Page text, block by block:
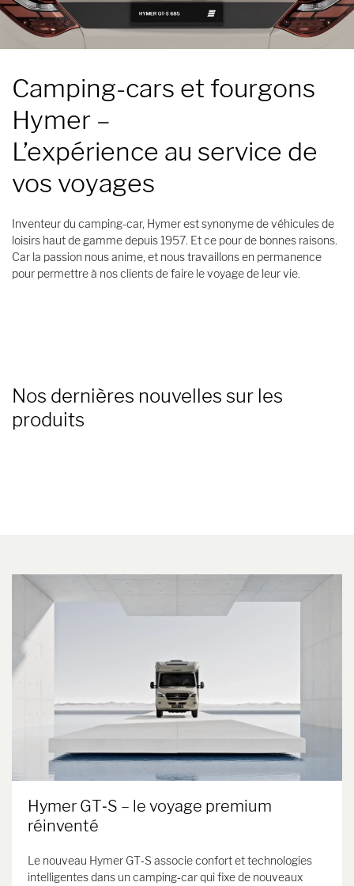
Camping-cars et fourgons
Hymer –
L’expérience au service de
vos voyages
Inventeur du camping-car, Hymer est synonyme de véhicules de
loisirs haut de gamme depuis 1957. Et ce pour de bonnes raisons.
Car la passion nous anime, et nous travaillons en permanence
pour permettre à nos clients de faire le voyage de leur vie.
Nos dernières nouvelles sur les
produits
Hymer GT‑S – le voyage premium
réinventé
Le nouveau Hymer GT‑S associe confort et technologies
intelligentes dans un camping‑car qui fixe de nouveaux